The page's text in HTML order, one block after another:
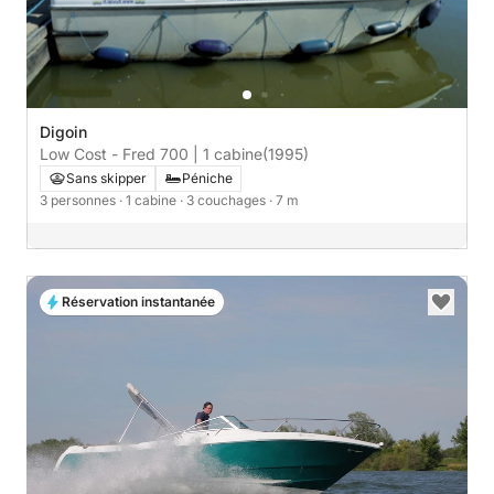
Digoin
Low Cost - Fred 700 | 1 cabine(1995)
Sans skipper
Péniche
3 personnes · 1 cabine · 3 couchages · 7 m
Réservation instantanée